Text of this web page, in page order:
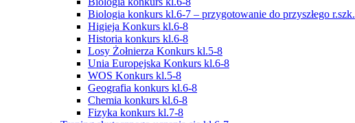
Biologia konkurs kl.6-7 – przygotowanie do przyszłego r.szk.
Higieja Konkurs kl.6-8
Historia konkurs kl.6-8
Losy Żołnierza Konkurs kl.5-8
Unia Europejska Konkurs kl.6-8
WOS Konkurs kl.5-8
Geografia konkurs kl.6-8
Chemia konkurs kl.6-8
Fizyka konkurs kl.7-8